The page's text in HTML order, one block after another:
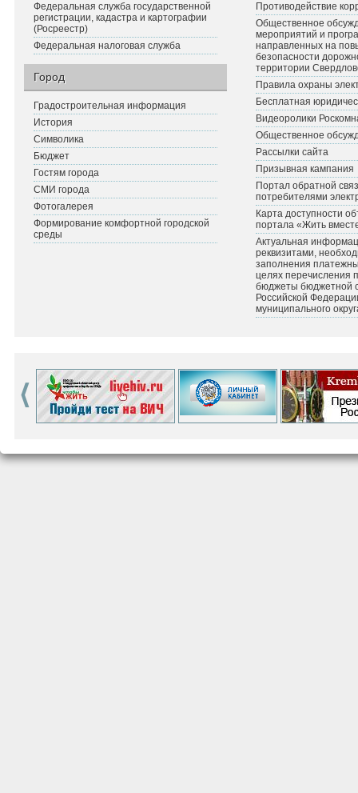
Федеральная служба государственной
регистрации, кадастра и картографии
(Росреестр)
Федеральная налоговая служба
Город
Градостроительная информация
История
Символика
Бюджет
Гостям города
СМИ города
Фотогалерея
Формирование комфортной городской
среды
Противодействие
Общественное
мероприятий и
направленных на
безопасности
территории
Правила охраны
Бесплатная
Видеоролики
Общественное
Рассылки сайта
Призывная кампания
Портал обратной
потребителями
Карта доступности
портала «Жить
Актуальная
реквизитами,
заполнения
целях перечисления
бюджеты бюджетной
Российской
муниципального